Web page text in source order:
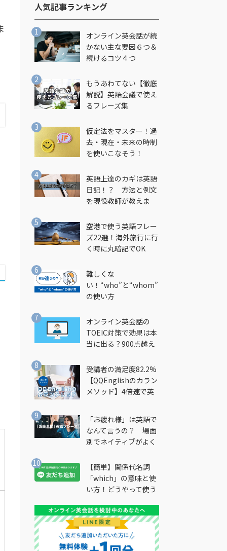
人気記事ランキング​
オンライン英会話が続
かない主な要因６つ＆
続けるコツ４つ
もうあわてない【徹底
解説】英語会議で使え
るフレーズ集
仮定法をマスター！過
去・現在・未来の時制
を使いこなそう！
英語上達のカギは英語
日記！？ 方法と例文
を現役教師が教えま
空港で使う英語フレー
ズ22選！海外旅行に行
く時に丸暗記でOK
難しくな
い！“who”と“whom”
の使い方
オンライン英会話の
TOEIC対策で効果は本
当に出る？900点越え
受講者の満足度82.2%
【QQEnglishのカラン
メソッド】4倍速で英
法とは？
「お疲れ様」は英語で
なんて言うの？ 場面
別でネイティブがよく
説
【簡単】関係代名詞
「which」の意味と使
い方！どうやって使う